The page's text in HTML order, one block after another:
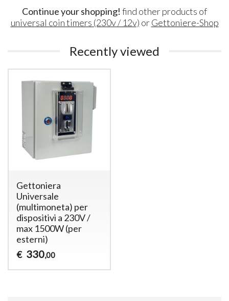
Continue your shopping! find other products of
universal coin timers (230v / 12v) orGettoniere-Shop
Recently viewed
Gettoniera
Universale
(multimoneta) per
dispositivi a 230V /
max 1500W (per
esterni)
€ 330,00